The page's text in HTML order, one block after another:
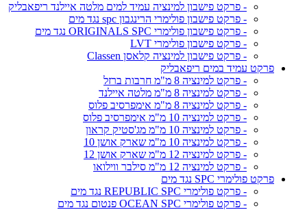
- פרקט פישבון למינציה עמיד למים מלטה איילנד ריפאבליק
- פרקט פישבון פולימרי הרינגבון spc נגד מים
- פרקט פישבון פולימרי ORIGINALS SPC נגד מים
- פרקט פישבון פולימרי LVT
- פרקט פישבון למינציה קלאסן Classen
פרקט עמיד במים ריפאבליק
- פרקט למינציה 8 מ"מ חרבות ברזל
- פרקט למינציה 8 מ"מ מלטה איילנד
- פרקט למינציה 8 מ"מ אימפרסיב פלוס
- פרקט למינציה 10 מ"מ אימפרסיב פלוס
- פרקט למינציה 10 מ"מ מג'סטיק קראון
- פרקט למינציה 10 מ"מ שארק אושן 10
- פרקט למינציה 12 מ"מ שארק אושן 12
- פרקט למינציה 12 מ"מ סילבר ווילואו
פרקט פולימרי SPC נגד מים
- פרקט פולימרי REPUBLIC SPC נגד מים
- פרקט פולימרי OCEAN SPC פנטום נגד מים